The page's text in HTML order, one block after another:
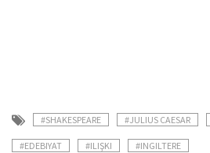
#SHAKESPEARE #JULIUS CAESAR
#EDEBIYAT #ILIŞKI #INGILTERE